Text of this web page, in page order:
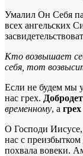
Умалил Он Себя
всех ангельских
Кто возвышает
себя, тот
Если не будем мы
нас грех.
временному, а грех
О Господи
нас с
похвала вовеки.